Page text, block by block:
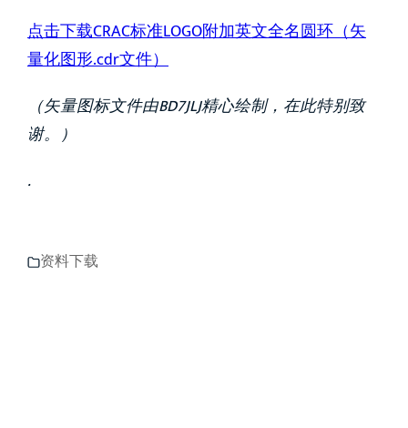
点击下载CRAC标准LOGO附加英文全名圆环（矢
量化图形.cdr文件）
（矢量图标文件由BD7JLJ精心绘制，在此特别致
谢。）
.
资料下载